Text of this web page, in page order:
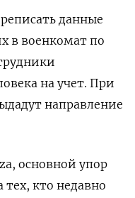
данные
в военкомат по
на учет. При
направление
основной упор
тех, кто недавно